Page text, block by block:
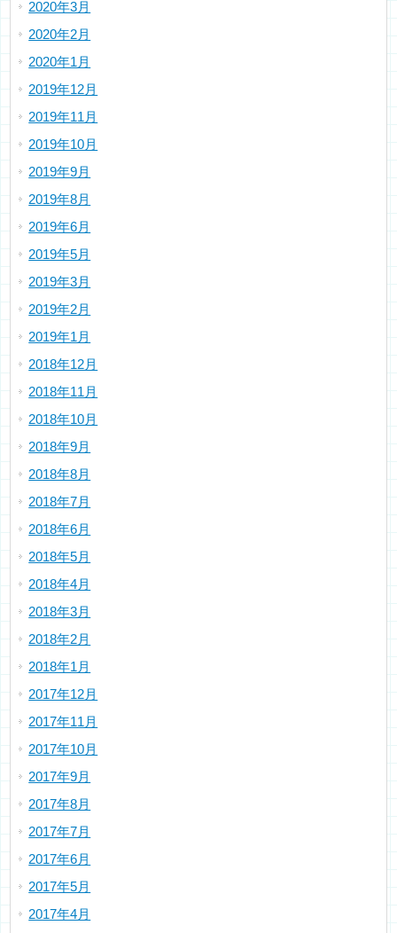
2020年3月
2020年2月
2020年1月
2019年12月
2019年11月
2019年10月
2019年9月
2019年8月
2019年6月
2019年5月
2019年3月
2019年2月
2019年1月
2018年12月
2018年11月
2018年10月
2018年9月
2018年8月
2018年7月
2018年6月
2018年5月
2018年4月
2018年3月
2018年2月
2018年1月
2017年12月
2017年11月
2017年10月
2017年9月
2017年8月
2017年7月
2017年6月
2017年5月
2017年4月